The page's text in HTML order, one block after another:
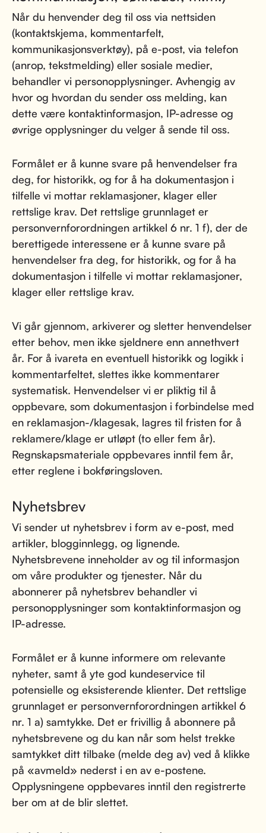
Når du henvender deg til oss via nettsiden
(kontaktskjema, kommentarfelt,
kommunikasjonsverktøy), på e-post, via telefon
(anrop, tekstmelding) eller sosiale medier,
behandler vi personopplysninger. Avhengig av
hvor og hvordan du sender oss melding, kan
dette være kontaktinformasjon, IP-adresse og
øvrige opplysninger du velger å sende til oss.
Formålet er å kunne svare på henvendelser fra
deg, for historikk, og for å ha dokumentasjon i
tilfelle vi mottar reklamasjoner, klager eller
rettslige krav. Det rettslige grunnlaget er
personvernforordningen artikkel 6 nr. 1 f), der de
berettigede interessene er å kunne svare på
henvendelser fra deg, for historikk, og for å ha
dokumentasjon i tilfelle vi mottar reklamasjoner,
klager eller rettslige krav.
Vi går gjennom, arkiverer og sletter henvendelser
etter behov, men ikke sjeldnere enn annethvert
år. For å ivareta en eventuell historikk og logikk i
kommentarfeltet, slettes ikke kommentarer
systematisk. Henvendelser vi er pliktig til å
oppbevare, som dokumentasjon i forbindelse med
en reklamasjon-/klagesak, lagres til fristen for å
reklamere/klage er utløpt (to eller fem år).
Regnskapsmateriale oppbevares inntil fem år,
etter reglene i bokføringsloven.
Nyhetsbrev
Vi sender ut nyhetsbrev i form av e-post, med
artikler, blogginnlegg, og lignende.
Nyhetsbrevene inneholder av og til informasjon
om våre produkter og tjenester. Når du
abonnerer på nyhetsbrev behandler vi
personopplysninger som kontaktinformasjon og
IP-adresse.
Formålet er å kunne informere om relevante
nyheter, samt å yte god kundeservice til
potensielle og eksisterende klienter. Det rettslige
grunnlaget er personvernforordningen artikkel 6
nr. 1 a) samtykke. Det er frivillig å abonnere på
nyhetsbrevene og du kan når som helst trekke
samtykket ditt tilbake (melde deg av) ved å klikke
på «avmeld» nederst i en av e-postene.
Opplysningene oppbevares inntil den registrerte
ber om at de blir slettet.